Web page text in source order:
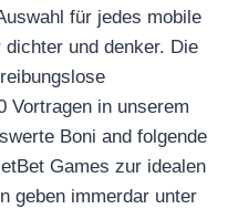
für jedes mobile
und denker. Die
Vortragen in unserem
Boni and folgende
Games zur idealen
geben immerdar unter